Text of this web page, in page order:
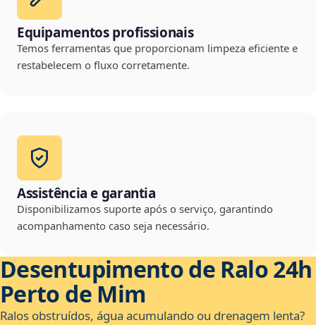
Equipamentos profissionais
Temos ferramentas que proporcionam limpeza eficiente e
restabelecem o fluxo corretamente.
Assistência e garantia
Disponibilizamos suporte após o serviço, garantindo
acompanhamento caso seja necessário.
Desentupimento de Ralo 24h
Perto de Mim
Ralos obstruídos, água acumulando ou drenagem lenta?